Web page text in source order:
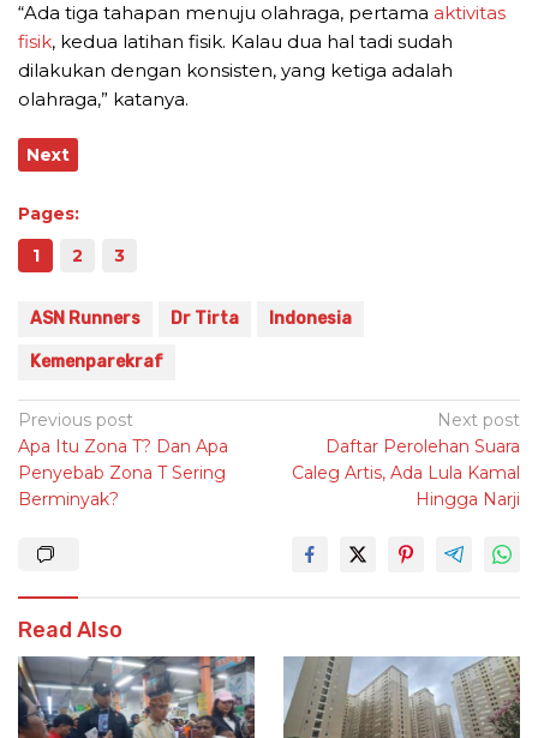
“Ada tiga tahapan menuju olahraga, pertama aktivitas
fisik, kedua latihan fisik. Kalau dua hal tadi sudah
dilakukan dengan konsisten, yang ketiga adalah
olahraga,” katanya.
Next
Pages:
1
2 3
ASN Runners Dr Tirta Indonesia
Kemenparekraf
Post
navigation
Previous post
Apa Itu Zona T? Dan Apa
Penyebab Zona T Sering
Berminyak?
Next post
Daftar Perolehan Suara
Caleg Artis, Ada Lula Kamal
Hingga Narji
Read Also